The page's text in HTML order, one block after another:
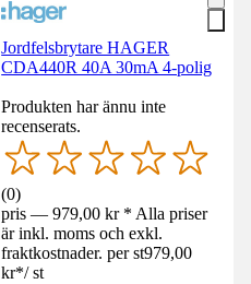
Jordfelsbrytare HAGER
CDA440R 40A 30mA 4-polig
Produkten har ännu inte
recenserats.
(0)
pris — 979,00 kr * Alla priser
är inkl. moms och exkl.
fraktkostnader. per st979,00
kr*/ st